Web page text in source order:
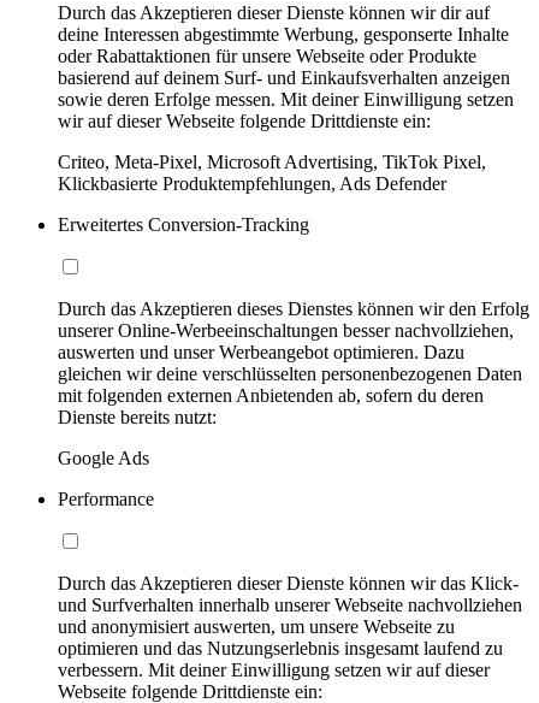
Durch das Akzeptieren dieser Dienste können wir dir auf
deine Interessen abgestimmte Werbung, gesponserte Inhalte
oder Rabattaktionen für unsere Webseite oder Produkte
basierend auf deinem Surf- und Einkaufsverhalten anzeigen
sowie deren Erfolge messen. Mit deiner Einwilligung setzen
wir auf dieser Webseite folgende Drittdienste ein:
Criteo, Meta-Pixel, Microsoft Advertising, TikTok Pixel,
Klickbasierte Produktempfehlungen, Ads Defender
Erweitertes Conversion-Tracking
Durch das Akzeptieren dieses Dienstes können wir den Erfolg
unserer Online-Werbeeinschaltungen besser nachvollziehen,
auswerten und unser Werbeangebot optimieren. Dazu
gleichen wir deine verschlüsselten personenbezogenen Daten
mit folgenden externen Anbietenden ab, sofern du deren
Dienste bereits nutzt:
Google Ads
Performance
Durch das Akzeptieren dieser Dienste können wir das Klick-
und Surfverhalten innerhalb unserer Webseite nachvollziehen
und anonymisiert auswerten, um unsere Webseite zu
optimieren und das Nutzungserlebnis insgesamt laufend zu
verbessern. Mit deiner Einwilligung setzen wir auf dieser
Webseite folgende Drittdienste ein: